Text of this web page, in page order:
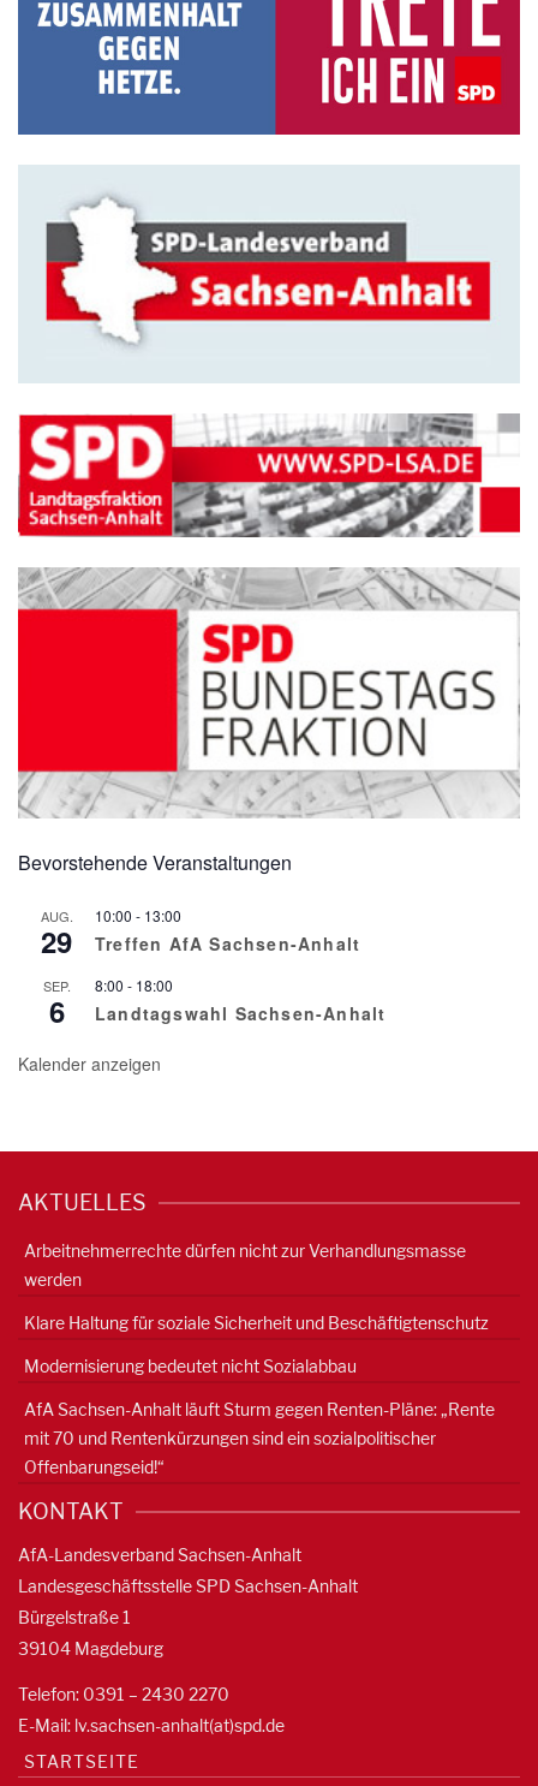
Bevorstehende Veranstaltungen
AUG.
29
10:00 - 13:00
Treffen AfA Sachsen-Anhalt
SEP.
6
8:00 - 18:00
Landtagswahl Sachsen-Anhalt
Kalender anzeigen
AKTUELLES
Arbeitnehmerrechte dürfen nicht zur Verhandlungsmasse
werden
Klare Haltung für soziale Sicherheit und Beschäftigtenschutz
Modernisierung bedeutet nicht Sozialabbau
AfA Sachsen-Anhalt läuft Sturm gegen Renten-Pläne: „Rente
mit 70 und Rentenkürzungen sind ein sozialpolitischer
Offenbarungseid!“
KONTAKT
AfA-Landesverband Sachsen-Anhalt
Landesgeschäftsstelle SPD Sachsen-Anhalt
Bürgelstraße 1
39104 Magdeburg
Telefon: 0391 – 2430 2270
E-Mail: lv.sachsen-anhalt(at)spd.de
STARTSEITE